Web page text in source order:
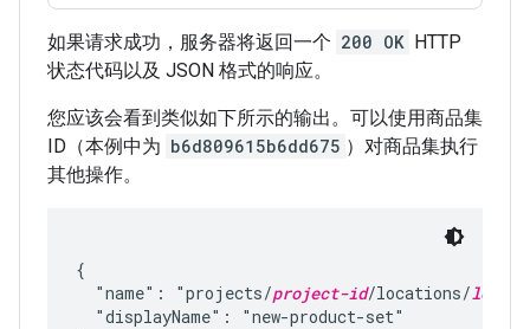
如果请求成功，服务器将返回一个 200 OK HTTP
状态代码以及 JSON 格式的响应。
您应该会看到类似如下所示的输出。可以使用商品集
ID（本例中为 b6d809615b6dd675 ）对商品集执行
其他操作。
{
  "name": "projects/
project-id/locations/
  "displayName": "new-product-set"